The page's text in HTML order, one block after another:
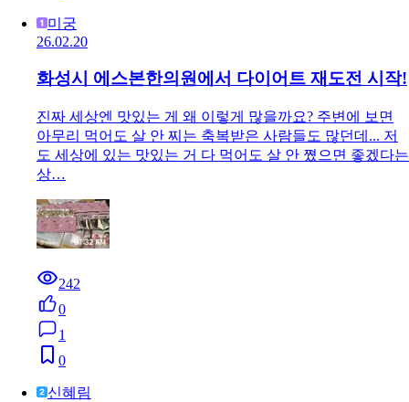
미궁
26.02.20
화성시 에스본한의원에서 다이어트 재도전 시작!
진짜 세상엔 맛있는 게 왜 이렇게 많을까요? 주변에 보면
아무리 먹어도 살 안 찌는 축복받은 사람들도 많던데... 저
도 세상에 있는 맛있는 거 다 먹어도 살 안 쪘으면 좋겠다는
상…
242
0
1
0
신혜림